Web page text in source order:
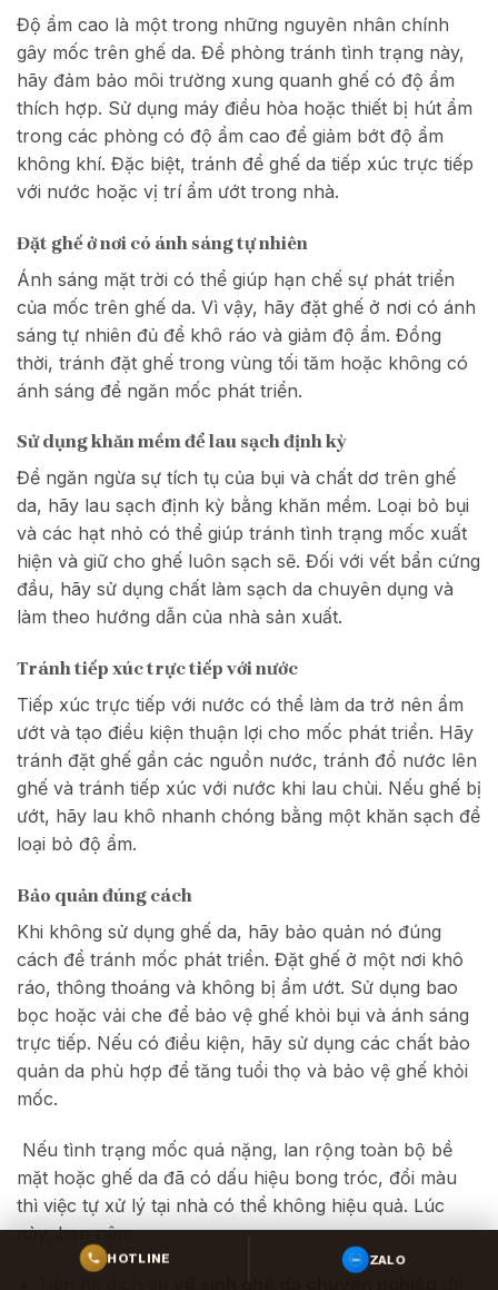
Độ ẩm cao là một trong những nguyên nhân chính
gây mốc trên ghế da. Để phòng tránh tình trạng này,
hãy đảm bảo môi trường xung quanh ghế có độ ẩm
thích hợp. Sử dụng máy điều hòa hoặc thiết bị hút ẩm
trong các phòng có độ ẩm cao để giảm bớt độ ẩm
không khí. Đặc biệt, tránh để ghế da tiếp xúc trực tiếp
với nước hoặc vị trí ẩm ướt trong nhà.
Đặt ghế ở nơi có ánh sáng tự nhiên
Ánh sáng mặt trời có thể giúp hạn chế sự phát triển
của mốc trên ghế da. Vì vậy, hãy đặt ghế ở nơi có ánh
sáng tự nhiên đủ để khô ráo và giảm độ ẩm. Đồng
thời, tránh đặt ghế trong vùng tối tăm hoặc không có
ánh sáng để ngăn mốc phát triển.
Sử dụng khăn mềm để lau sạch định kỳ
Để ngăn ngừa sự tích tụ của bụi và chất dơ trên ghế
da, hãy lau sạch định kỳ bằng khăn mềm. Loại bỏ bụi
và các hạt nhỏ có thể giúp tránh tình trạng mốc xuất
hiện và giữ cho ghế luôn sạch sẽ. Đối với vết bẩn cứng
đầu, hãy sử dụng chất làm sạch da chuyên dụng và
làm theo hướng dẫn của nhà sản xuất.
Tránh tiếp xúc trực tiếp với nước
Tiếp xúc trực tiếp với nước có thể làm da trở nên ẩm
ướt và tạo điều kiện thuận lợi cho mốc phát triển. Hãy
tránh đặt ghế gần các nguồn nước, tránh đổ nước lên
ghế và tránh tiếp xúc với nước khi lau chùi. Nếu ghế bị
ướt, hãy lau khô nhanh chóng bằng một khăn sạch để
loại bỏ độ ẩm.
Bảo quản đúng cách
Khi không sử dụng ghế da, hãy bảo quản nó đúng
cách để tránh mốc phát triển. Đặt ghế ở một nơi khô
ráo, thông thoáng và không bị ẩm ướt. Sử dụng bao
bọc hoặc vải che để bảo vệ ghế khỏi bụi và ánh sáng
trực tiếp. Nếu có điều kiện, hãy sử dụng các chất bảo
quản da phù hợp để tăng tuổi thọ và bảo vệ ghế khỏi
mốc.
Nếu tình trạng mốc quá nặng, lan rộng toàn bộ bề
mặt hoặc ghế da đã có dấu hiệu bong tróc, đổi màu
thì việc tự xử lý tại nhà có thể không hiệu quả. Lúc
này, bạn nên:
HOTLINE ZALO